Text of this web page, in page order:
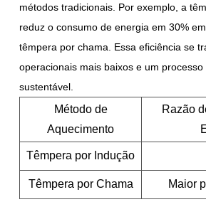
métodos tradicionais. Por exemplo, a
reduz o consumo de energia em 30%
têmpera por chama. Essa eficiência se
operacionais mais baixos e um
sustentável.
Método de
Aquecimento
Razão
Têmpera por Indução
Têmpera por Chama Maior